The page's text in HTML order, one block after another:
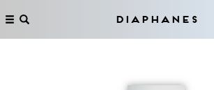
Diaphanes